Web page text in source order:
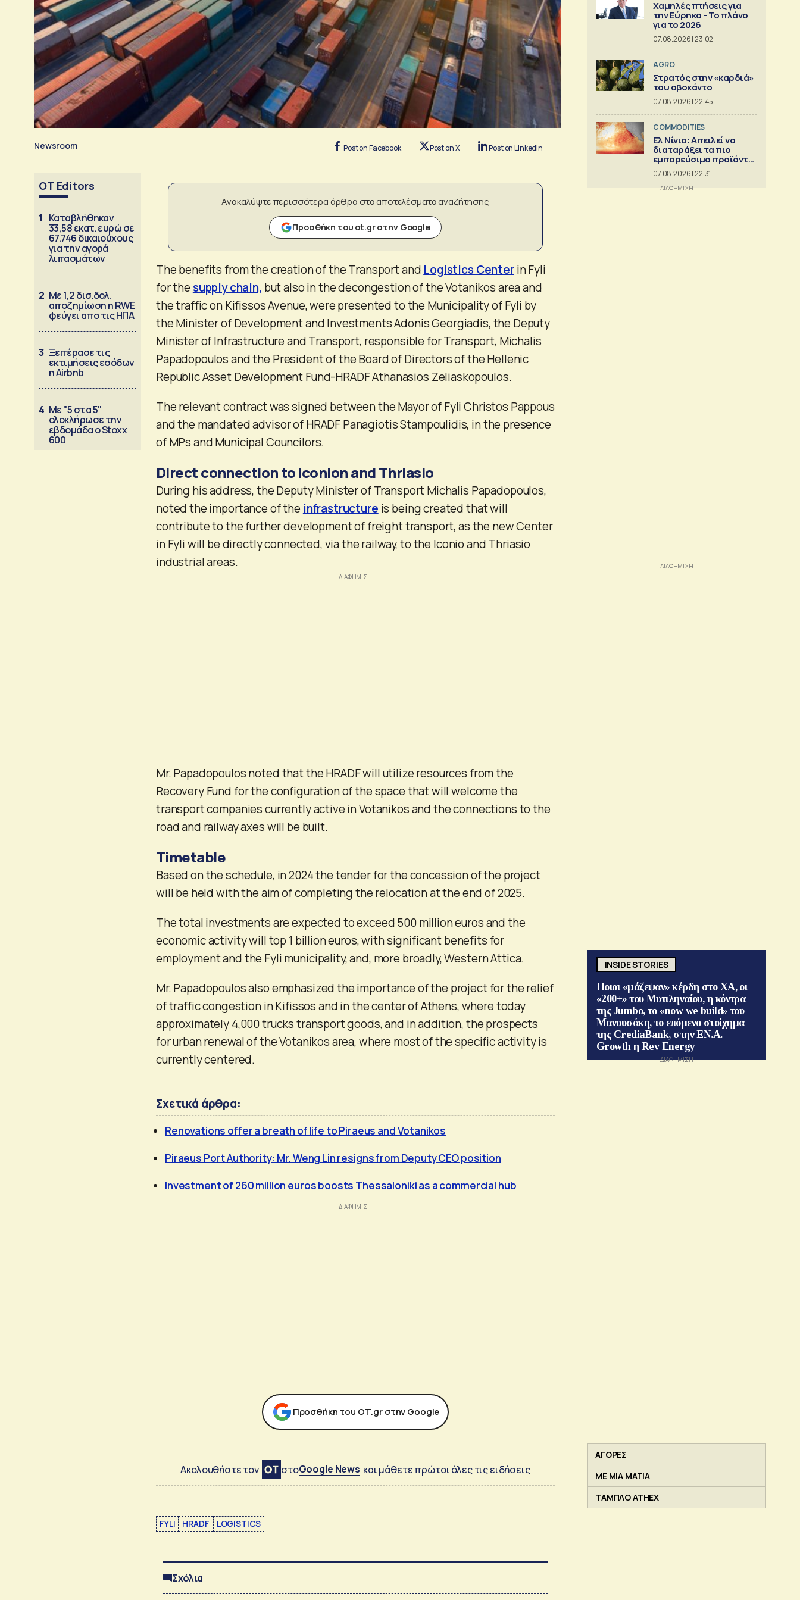
Newsroom Post on Facebook Post on X Post on LinkedIn
OT Editors
1 Καταβλήθηκαν
33,58 εκατ. ευρώ σε
67.746 δικαιούχους
για την αγορά
λιπασμάτων
2 Με 1,2 δισ.δολ.
αποζημίωση η RWE
φεύγει απο τις ΗΠΑ
3 Ξεπέρασε τις
εκτιμήσεις εσόδων
η Airbnb
4 Με "5 στα 5"
ολοκλήρωσε την
εβδομάδα ο Stoxx
600
Ανακαλύψτε περισσότερα άρθρα στα αποτελέσματα αναζήτησης
Προσθήκη του ot.gr στην Google
The benefits from the creation of the Transport and Logistics Centerin Fyli
for the supply chain, but also in the decongestion of the Votanikos area and
the traffic on Kifissos Avenue, were presented to the Municipality of Fyli by
the Minister of Development and Investments Adonis Georgiadis, the Deputy
Minister of Infrastructure and Transport, responsible for Transport, Michalis
Papadopoulos and the President of the Board of Directors of the Hellenic
Republic Asset Development Fund-HRADF Athanasios Zeliaskopoulos.
The relevant contract was signed between the Mayor of Fyli Christos Pappous
and the mandated advisor of HRADF Panagiotis Stampoulidis, in the presence
of MPs and Municipal Councilors.
Direct connection to Iconion and Thriasio
During his address, the Deputy Minister of Transport Michalis Papadopoulos,
noted the importance of the infrastructure is being created that will
contribute to the further development of freight transport, as the new Center
in Fyli will be directly connected, via the railway, to the Iconio and Thriasio
industrial areas.
Mr. Papadopoulos noted that the HRADF will utilize resources from the
Recovery Fund for the configuration of the space that will welcome the
transport companies currently active in Votanikos and the connections to the
road and railway axes will be built.
Timetable
Based on the schedule, in 2024 the tender for the concession of the project
will be held with the aim of completing the relocation at the end of 2025.
The total investments are expected to exceed 500 million euros and the
economic activity will top 1 billion euros, with significant benefits for
employment and the Fyli municipality, and, more broadly, Western Attica.
Mr. Papadopoulos also emphasized the importance of the project for the relief
of traffic congestion in Kifissos and in the center of Athens, where today
approximately 4,000 trucks transport goods, and in addition, the prospects
for urban renewal of the Votanikos area, where most of the specific activity is
currently centered.
Σχετικά άρθρα:
Renovations offer a breath of life to Piraeus and Votanikos
Piraeus Port Authority: Mr. Weng Lin resigns from Deputy CEO position
Investment of 260 million euros boosts Thessaloniki as a commercial hub
Προσθήκη του ΟΤ.gr στην Google
Ακολουθήστε τον στοGoogle News και μάθετε πρώτοι όλες τις ειδήσεις
FYLI HRADF LOGISTICS
Σχόλια
Χαμηλές πτήσεις για
την Εύρηκα - Το πλάνο
για το 2026
07.08.2026 | 23:02
AGRO
Στρατός στην «καρδιά»
του αβοκάντο
07.08.2026 | 22:45
COMMODITIES
Ελ Νίνιο: Απειλεί να
διαταράξει τα πιο
εμπορεύσιμα προϊόντα
στον κόσμο
07.08.2026 | 22:31
INSIDE STORIES
Ποιοι «μάζεψαν» κέρδη στο ΧΑ, οι
«200+» του Μυτιληναίου, η κόντρα
της Jumbo, το «now we build» του
Μανουσάκη, το επόμενο στοίχημα
της CrediaBank, στην ΕΝ.Α.
Growth η Rev Energy
ΑΓΟΡΕΣ
ΜΕ ΜΙΑ ΜΑΤΙΑ
ΤΑΜΠΛΟ ATHEX